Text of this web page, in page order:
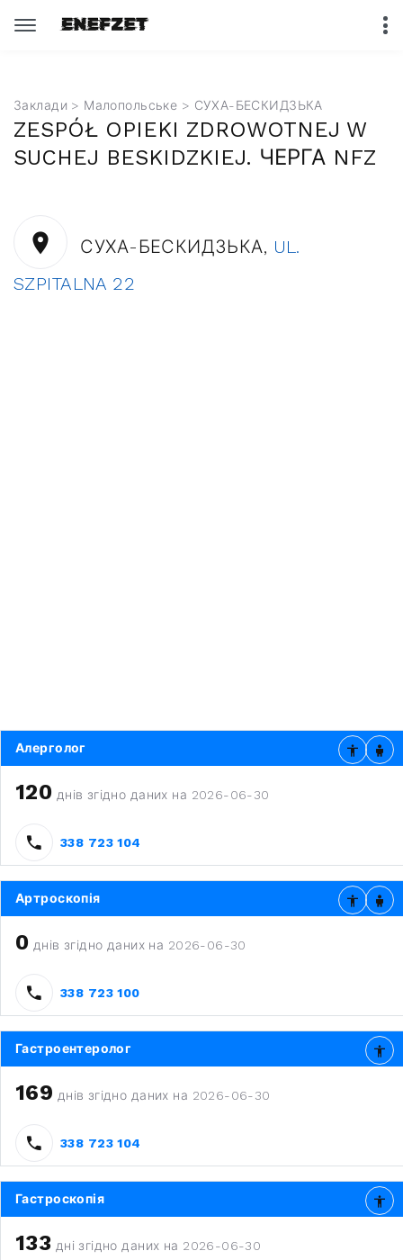
Заклади > Малопольське > СУХА-БЕСКИДЗЬКА
ZESPÓŁ OPIEKI ZDROWOTNEJ W
SUCHEJ BESKIDZKIEJ. ЧЕРГА NFZ
СУХА-БЕСКИДЗЬКА, UL.
SZPITALNA 22
Алерголог
120 днів згідно даних на 2026-06-30
338 723 104
Артроскопія
0 днів згідно даних на 2026-06-30
338 723 100
Гастроентеролог
169 днів згідно даних на 2026-06-30
338 723 104
Гастроскопія
133 дні згідно даних на 2026-06-30